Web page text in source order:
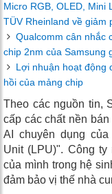
Micro RGB, OLED, Mini
TÜV Rheinland về giảm
Qualcomm cân nhắc
chip 2nm của Samsung
Lợi nhuận hoạt động
hồi của mảng chip
Theo các nguồn tin,
cấp các chất nền
AI chuyên dụng của
Unit (LPU)". Công
của mình trong hệ
đảm bảo vị thế nhà